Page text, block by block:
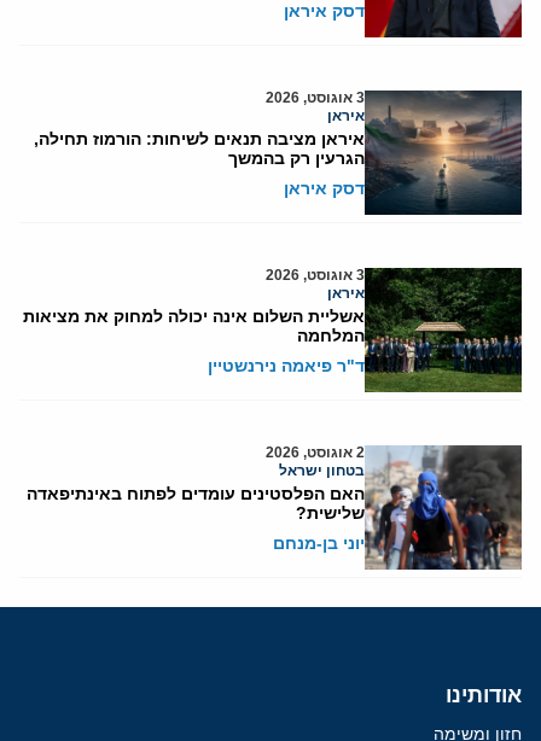
דסק איראן
3 אוגוסט, 2026
איראן
איראן מציבה תנאים לשיחות: הורמוז תחילה,
הגרעין רק בהמשך
דסק איראן
3 אוגוסט, 2026
איראן
אשליית השלום אינה יכולה למחוק את מציאות
המלחמה
ד"ר פיאמה נירנשטיין
2 אוגוסט, 2026
בטחון ישראל
האם הפלסטינים עומדים לפתוח באינתיפאדה
שלישית?
יוני בן-מנחם
אודותינו
חזון ומשימה